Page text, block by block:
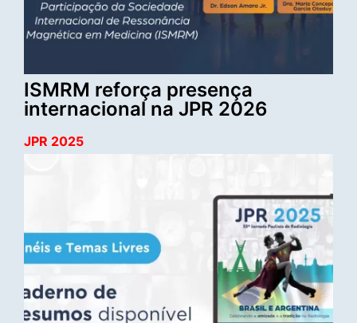
ISMRM reforça presença
internacional na JPR 2026
JPR 2025